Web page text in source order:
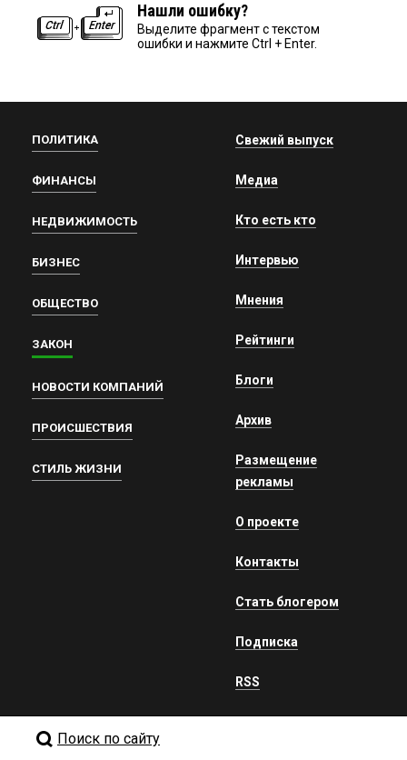
Нашли ошибку?
Выделите фрагмент с текстом
ошибки и нажмите Ctrl + Enter.
ПОЛИТИКА
ФИНАНСЫ
НЕДВИЖИМОСТЬ
БИЗНЕС
ОБЩЕСТВО
ЗАКОН
НОВОСТИ КОМПАНИЙ
ПРОИСШЕСТВИЯ
СТИЛЬ ЖИЗНИ
Свежий выпуск
Медиа
Кто есть кто
Интервью
Мнения
Рейтинги
Блоги
Архив
Размещение
рекламы
О проекте
Контакты
Стать блогером
Подписка
RSS
Поиск по сайту